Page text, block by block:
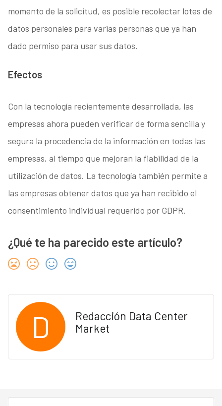
momento de la solicitud, es posible recolectar lotes de
datos personales para varias personas que ya han
dado permiso para usar sus datos.
Efectos
Con la tecnología recientemente desarrollada, las
empresas ahora pueden verificar de forma sencilla y
segura la procedencia de la información en todas las
empresas, al tiempo que mejoran la fiabilidad de la
utilización de datos. La tecnología también permite a
las empresas obtener datos que ya han recibido el
consentimiento individual requerido por GDPR.
¿Qué te ha parecido este artículo?
D
Redacción Data Center
Market